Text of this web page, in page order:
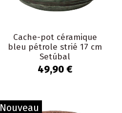
Cache-pot céramique
bleu pétrole strié 17 cm
Setúbal
49,90 €
Nouveau